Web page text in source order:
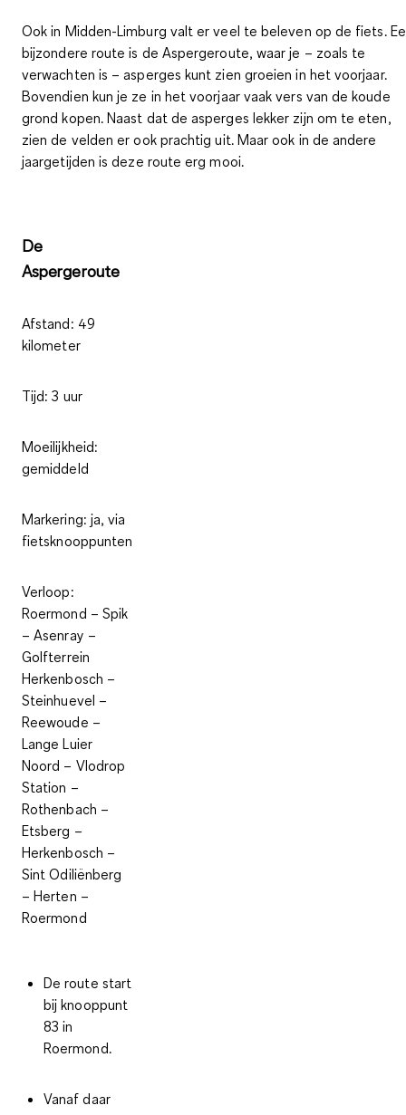
Ook in Midden-Limburg valt er veel te beleven op de fiets.
bijzondere route is de Aspergeroute, waar je – zoals te
verwachten is – asperges kunt zien groeien in het voorjaar.
Bovendien kun je ze in het voorjaar vaak vers van de koude
grond kopen. Naast dat de asperges lekker zijn om te eten,
zien de velden er ook prachtig uit. Maar ook in de andere
jaargetijden is deze route erg mooi.
De
Aspergeroute
Afstand: 49
kilometer
Tijd:3 uur
Moeilijkheid:
gemiddeld
Markering: ja, via
fietsknooppunten
Verloop:
Roermond – Spik
– Asenray –
Golfterrein
Herkenbosch –
Steinhuevel –
Reewoude –
Lange Luier
Noord – Vlodrop
Station –
Rothenbach –
Etsberg –
Herkenbosch –
Sint Odiliënberg
– Herten –
Roermond
De route start
bij knooppunt
83 in
Roermond.
Vanaf daar